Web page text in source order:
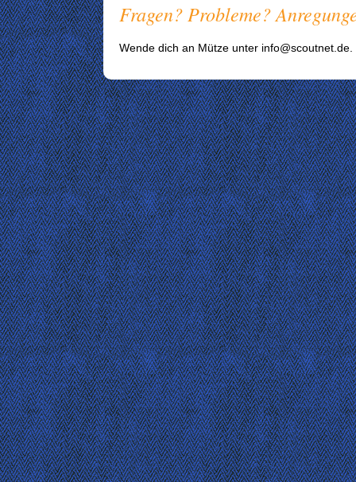
Fragen? Probleme?
Wende dich an Mütze unter info@scoutnet.de.